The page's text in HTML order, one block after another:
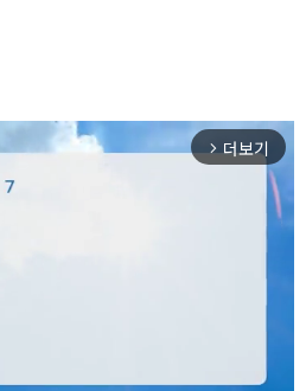
arrow_forward_ios 더보기